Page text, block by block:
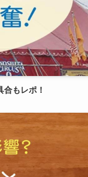
もレポ！